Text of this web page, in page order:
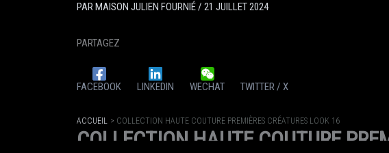
PAR MAISON JULIEN FOURNIÉ/ 21 JUILLET 2024
PARTAGEZ
FACEBOOK LINKEDIN WECHAT TWITTER / X
ACCUEIL COLLECTION HAUTE COUTURE PREMIÈRES CRÉATURES LOOK 16
COLLECTION HAUTE COUTURE